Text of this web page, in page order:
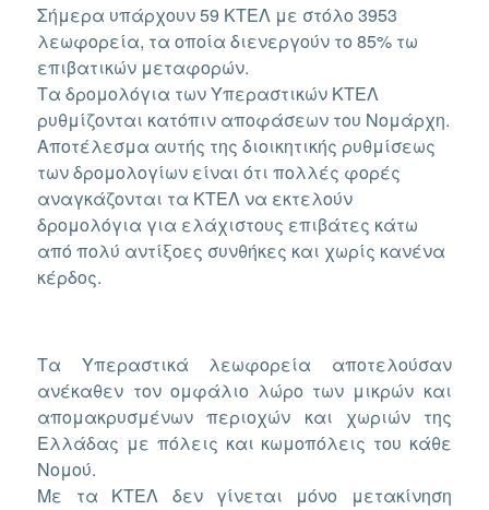
Σήμερα υπάρχουν 59 ΚΤΕΛ με στόλο 3953
λεωφορεία, τα οποία διενεργούν το 85% τω
επιβατικών μεταφορών.
Τα δρομολόγια των Υπεραστικών ΚΤΕΛ
ρυθμίζονται κατόπιν αποφάσεων του Νομάρχη.
Αποτέλεσμα αυτής της διοικητικής ρυθμίσεως
των δρομολογίων είναι ότι πολλές φορές
αναγκάζονται τα ΚΤΕΛ να εκτελούν
δρομολόγια για ελάχιστους επιβάτες κάτω
από πολύ αντίξοες συνθήκες και χωρίς κανένα
κέρδος.
Τα Υπεραστικά λεωφορεία αποτελούσαν
ανέκαθεν τον ομφάλιο λώρο των μικρών και
απομακρυσμένων περιοχών και χωριών της
Ελλάδας με πόλεις και κωμοπόλεις του κάθε
Νομού.
Με τα ΚΤΕΛ δεν γίνεται μόνο μετακίνηση